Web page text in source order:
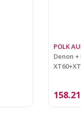
POLK
Denon